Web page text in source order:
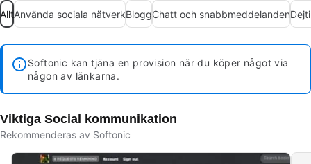
AlltAnvända sociala nätverkBloggChatt och snabbmeddelanden
Softonic kan tjäna en provision när du köper något via
någon av länkarna.
Viktiga Social kommunikation
Rekommenderas av Softonic